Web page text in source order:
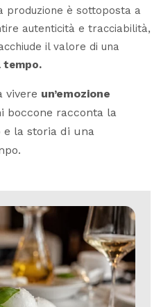
produzione è sottoposta a
autenticità e tracciabilità,
il valore di una
tempo.
vivere un’emozione
boccone racconta la
e la storia di una